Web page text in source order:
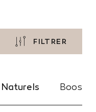
FILTRER
Naturels